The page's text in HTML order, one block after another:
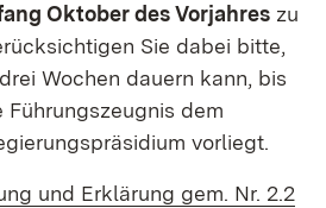
Oktober des Vorjahres zu
Sie dabei bitte,
Wochen dauern kann, bis
dem
vorliegt.
und Erklärung gem. Nr. 2.2